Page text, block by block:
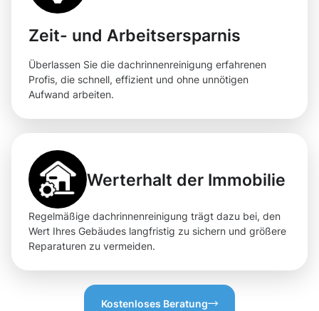
Zeit- und Arbeitsersparnis
Überlassen Sie die dachrinnenreinigung erfahrenen
Profis, die schnell, effizient und ohne unnötigen
Aufwand arbeiten.
Werterhalt der Immobilie
Regelmäßige dachrinnenreinigung trägt dazu bei, den
Wert Ihres Gebäudes langfristig zu sichern und größere
Reparaturen zu vermeiden.
Kostenloses Beratung